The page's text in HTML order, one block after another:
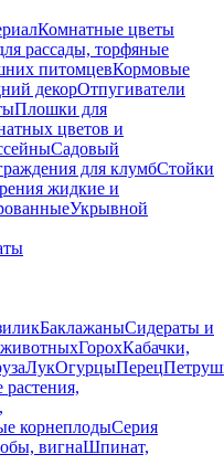
Комнатные цветы
рассады, торфяные
питомцевКормовые
декорОтпугиватели
Плошки для
цветов и
Садовый
для клумбСтойки
жидкие и
Укрывной
БаклажаныСидераты и
ГорохКабачки,
ЛукОгурцыПерец
корнеплодыСерия
вигнаШпинат,